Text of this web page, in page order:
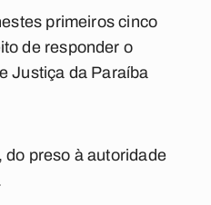
primeiros cinco
de responder o
Justiça da Paraíba
preso à autoridade